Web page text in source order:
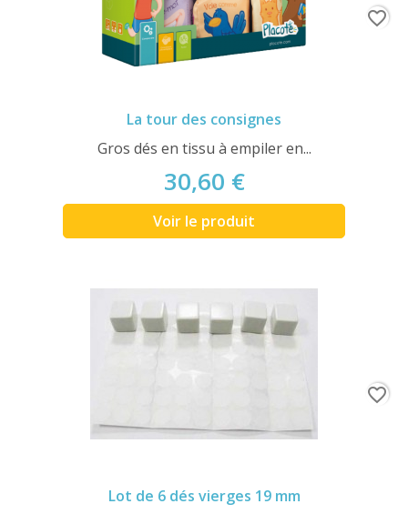
La tour des consignes
Gros dés en tissu à empiler en...
30,60 €
Voir le produit
favorite_border
Lot de 6 dés vierges 19 mm
favorite_border